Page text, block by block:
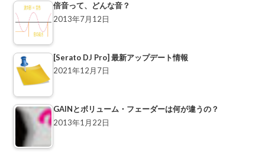
倍音って、どんな音？
2013年7月12日
[Serato DJ Pro] 最新アップデート情報
2021年12月7日
GAINとボリューム・フェーダーは何が違うの？
2013年1月22日